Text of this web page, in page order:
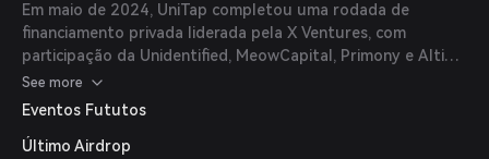
Em maio de 2024, UniTap completou uma rodada de
financiamento privada liderada pela X Ventures, com
participação da Unidentified, MeowCapital, Primony e Altier
Capital. Os valores específicos e dados de avaliação não
foram divulgados.
See more
Eventos Fututos
Último Airdrop